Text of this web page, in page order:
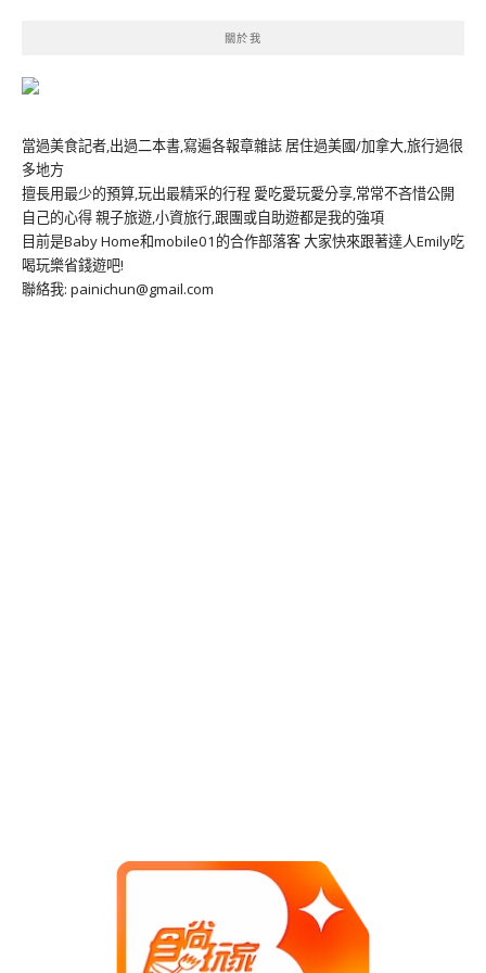
關於我
當過美食記者,出過二本書,寫遍各報章雜誌 居住過美國/加拿大,旅行過很
多地方
擅長用最少的預算,玩出最精采的行程 愛吃愛玩愛分享,常常不吝惜公開
自己的心得 親子旅遊,小資旅行,跟團或自助遊都是我的強項
目前是Baby Home和mobile01的合作部落客 大家快來跟著達人Emily吃
喝玩樂省錢遊吧!
聯絡我: painichun@gmail.com